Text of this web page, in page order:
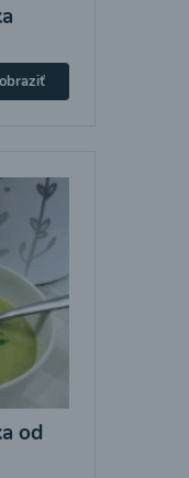
od